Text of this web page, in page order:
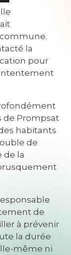
la
pour
de Prompsat
habitants
de
de la
de
à prévenir
la durée
même ni